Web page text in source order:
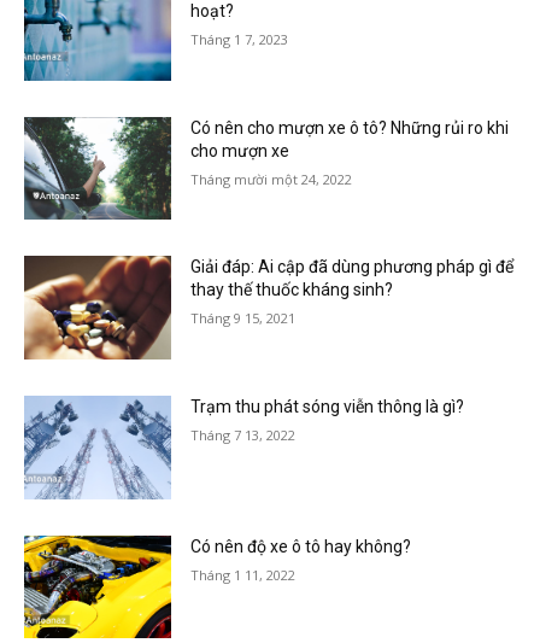
hoạt?
Tháng 1 7, 2023
Có nên cho mượn xe ô tô? Những rủi ro khi
cho mượn xe
Tháng mười một 24, 2022
Giải đáp: Ai cập đã dùng phương pháp gì để
thay thế thuốc kháng sinh?
Tháng 9 15, 2021
Trạm thu phát sóng viễn thông là gì?
Tháng 7 13, 2022
Có nên độ xe ô tô hay không?
Tháng 1 11, 2022